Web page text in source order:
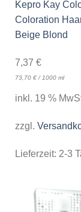
Kepro Kay
Coloration
Beige Blond
7,37 €
73,70 €/ 1000 ml
inkl. 19 %
zzgl.
Lieferzeit: 2-3